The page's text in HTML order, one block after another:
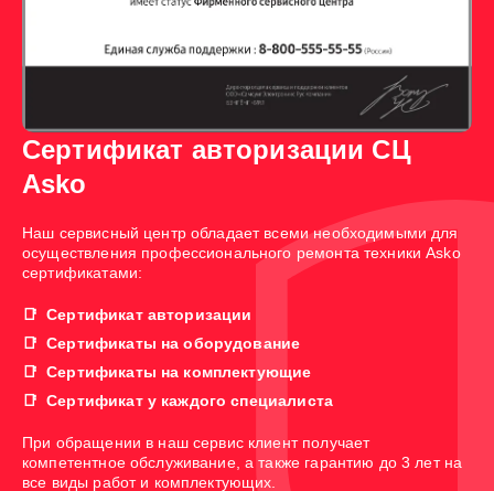
Сертификат авторизации СЦ
Asko
Наш сервисный центр обладает всеми необходимыми для
осуществления профессионального ремонта техники Asko
сертификатами:
Сертификат авторизации
Сертификаты на оборудование
Сертификаты на комплектующие
Сертификат у каждого специалиста
При обращении в наш сервис клиент получает
компетентное обслуживание, а также гарантию до 3 лет на
все виды работ и комплектующих.